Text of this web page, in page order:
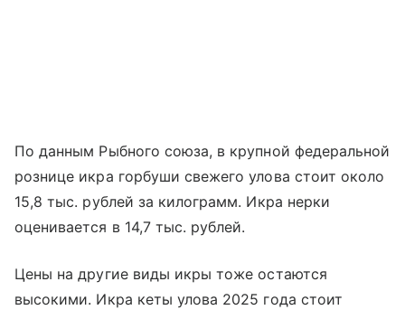
По данным Рыбного союза, в крупной федеральной
рознице икра горбуши свежего улова стоит около
15,8 тыс. рублей за килограмм. Икра нерки
оценивается в 14,7 тыс. рублей.
Цены на другие виды икры тоже остаются
высокими. Икра кеты улова 2025 года стоит